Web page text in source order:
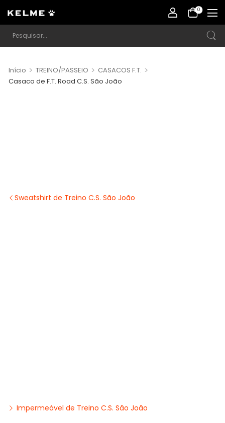
0
Início > TREINO/PASSEIO > CASACOS F.T. >
Casaco de F.T. Road C.S. São João
Sweatshirt de Treino C.S. São João
Impermeável de Treino C.S. São João